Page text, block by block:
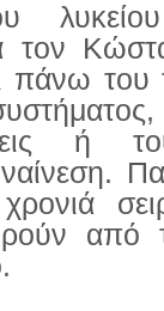
τον
πάνω
ή
από